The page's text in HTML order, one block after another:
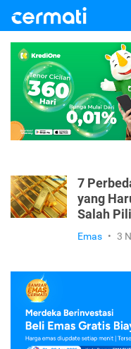
7
yang
Salah
Emas • 3